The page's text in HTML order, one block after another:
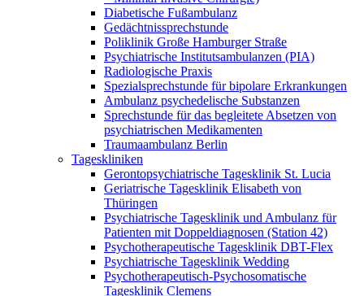
Diabetische Fußambulanz
Gedächtnissprechstunde
Poliklinik Große Hamburger Straße
Psychiatrische Institutsambulanzen (PIA)
Radiologische Praxis
Spezialsprechstunde für bipolare Erkrankungen
Ambulanz psychedelische Substanzen
Sprechstunde für das begleitete Absetzen von
psychiatrischen Medikamenten
Traumaambulanz Berlin
Tageskliniken
Gerontopsychiatrische Tagesklinik St. Lucia
Geriatrische Tagesklinik Elisabeth von
Thüringen
Psychiatrische Tagesklinik und Ambulanz für
Patienten mit Doppeldiagnosen (Station 42)
Psychotherapeutische Tagesklinik DBT-Flex
Psychiatrische Tagesklinik Wedding
Psychotherapeutisch-Psychosomatische
Tagesklinik Clemens